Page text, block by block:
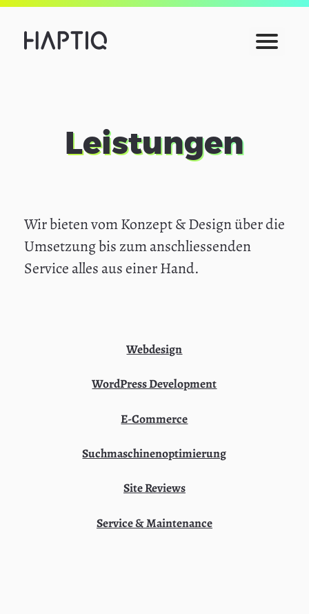
Open
Leistungen
Wir bieten vom Konzept & Design über die
Umsetzung bis zum anschliessenden
Service alles aus einer Hand.
Webdesign
WordPress Development
E-Commerce
Suchmaschinenoptimierung
Site Reviews
Service & Maintenance